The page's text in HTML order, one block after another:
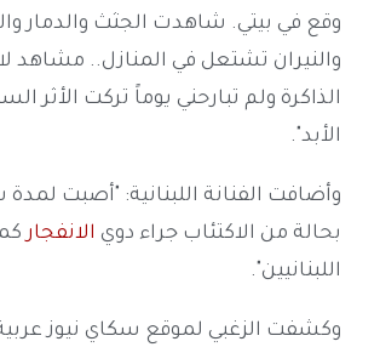
وقع في بيتي. شاهدت الجثث والدمار
والنيران تشتعل في المنازل.. مشاهد
الذاكرة ولم تبارحني يوماً تركت الأثر
الأبد".
وأضافت الفنانة اللبنانية: "أصبت
بحالة من الاكتئاب جراء دوي الانفجار
اللبنانيين".
وكشفت الزغبي لموقع سكاي نيوز